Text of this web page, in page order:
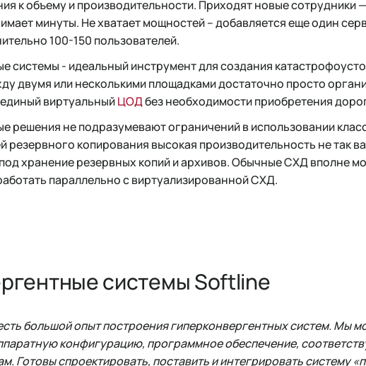
к объему и производительности. Приходят новые сотрудники
минуты. Не хватает мощностей – добавляется еще один
100-150 пользователей.
системы - идеальный инструмент для создания
двумя или несколькими площадками достаточно просто
виртуальныйЦОДбез необходимости приобретения
решения не подразумевают ограничений в использовании
резервного копирования высокая производительность не так
хранение резервных копий и архивов. Обычные СХД вполне
параллельно с виртуализированной СХД.
системы Softline
большой опыт построения гиперконвергентных систем. Мы
конфигурацию, программное обеспечение,
Готовы спроектировать, поставить и интегрировать систему